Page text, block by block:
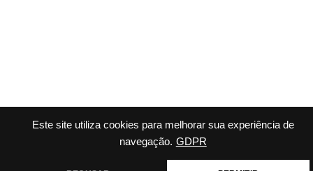
Este site utiliza cookies para melhorar sua experiência de
navegação. GDPR